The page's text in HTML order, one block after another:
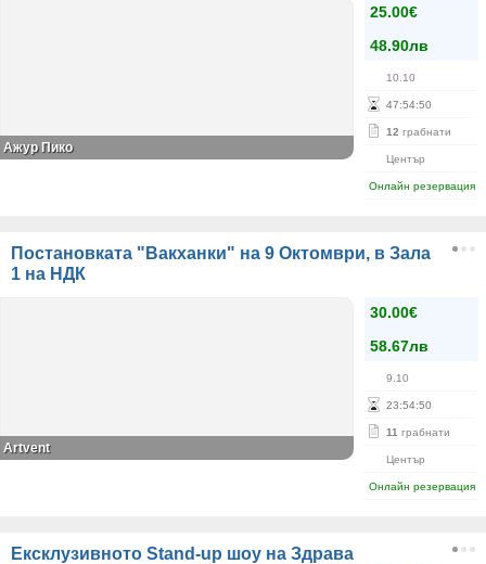
25.00€
48.90лв
10.10
47:54:50
12 грабнати
Център
Онлайн резервация
Ажур Пико
Постановката "Вакханки" на 9 Октомври, в Зала
1 на НДК
30.00€
58.67лв
9.10
23:54:50
11 грабнати
Център
Онлайн резервация
Artvent
Ексклузивното Stand-up шоу на Здрава